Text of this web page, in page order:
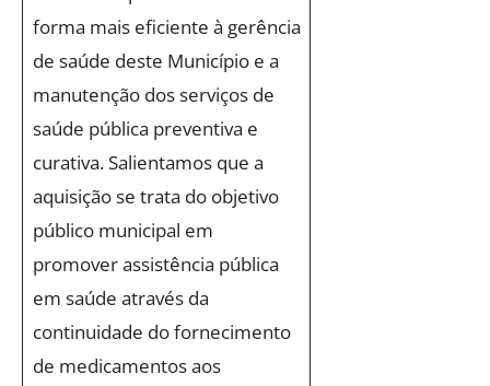
forma mais eficiente à gerência
de saúde deste Município e a
manutenção dos serviços de
saúde pública preventiva e
curativa. Salientamos que a
aquisição se trata do objetivo
público municipal em
promover assistência pública
em saúde através da
continuidade do fornecimento
de medicamentos aos